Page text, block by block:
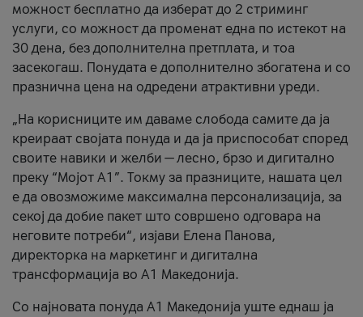
можност бесплатно да изберат до 2 стриминг
услуги, со можност да променат една по истекот на
30 дена, без дополнителна претплата, и тоа
засекогаш. Понудата е дополнително збогатена и со
празнична цена на одредени атрактивни уреди.
„На корисниците им даваме слобода самите да ја
креираат својата понуда и да ја приспособат според
своите навики и желби — лесно, брзо и дигитално
преку “Мојот А1”. Токму за празниците, нашата цел
е да овозможиме максимална персонализација, за
секој да добие пакет што совршено одговара на
неговите потреби“, изјави Елена Панова,
директорка на маркетинг и дигитална
трансформација во А1 Македонија.
Со најновата понуда А1 Македонија уште еднаш ја